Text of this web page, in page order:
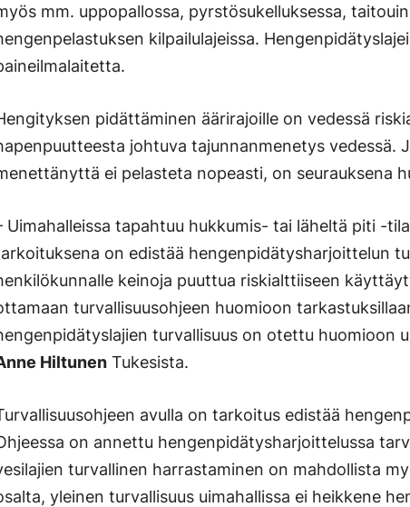
mm. uppopallossa, pyrstösukelluksessa,
kilpailulajeissa.
pidättäminen äärirajoille on vedessä
johtuva tajunnanmenetys vedessä.
ei pelasteta nopeasti, on seurauksena
Uimahalleissa tapahtuu hukkumis- tai läheltä piti -
on edistää hengenpidätysharjoittelun
keinoja puuttua riskialttiiseen
turvallisuusohjeen huomioon
turvallisuus on otettu huomioon
Hiltunen Tukesista.
avulla on tarkoitus edistää
on annettu hengenpidätysharjoittelussa
turvallinen harrastaminen on mahdollista
yleinen turvallisuus uimahallissa ei heikkene